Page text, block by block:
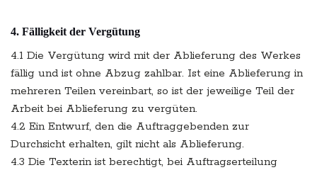
4. Fälligkeit der Vergütung
4.1 Die Vergütung wird mit der Ablieferung des Werkes
fällig und ist ohne Abzug zahlbar. Ist eine Ablieferung in
mehreren Teilen vereinbart, so ist der jeweilige Teil der
Arbeit bei Ablieferung zu vergüten.
4.2 Ein Entwurf, den die Auftraggebenden zur
Durchsicht erhalten, gilt nicht als Ablieferung.
4.3 Die Texterin ist berechtigt, bei Auftragserteilung